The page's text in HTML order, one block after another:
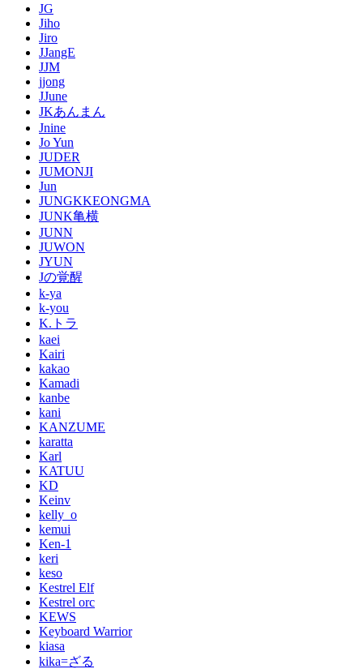
JG
Jiho
Jiro
JJangE
JJM
jjong
JJune
JKあんまん
Jnine
Jo Yun
JUDER
JUMONJI
Jun
JUNGKKEONGMA
JUNK亀横
JUNN
JUWON
JYUN
Jの覚醒
k-ya
k-you
K.トラ
kaei
Kairi
kakao
Kamadi
kanbe
kani
KANZUME
karatta
Karl
KATUU
KD
Keinv
kelly_o
kemui
Ken-1
keri
keso
Kestrel Elf
Kestrel orc
KEWS
Keyboard Warrior
kiasa
kika=ざる